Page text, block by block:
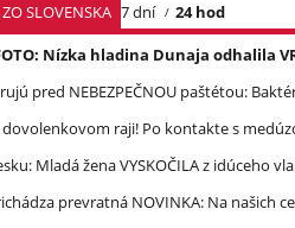
ZO SLOVENSKA 7 dní
24 hod
Nízka hladina Dunaja odhalila
pred NEBEZPEČNOU paštétou:
dovolenkovom raji! Po kontakte s
Mladá žena VYSKOČILA z idúceho
prevratná NOVINKA: Na našich